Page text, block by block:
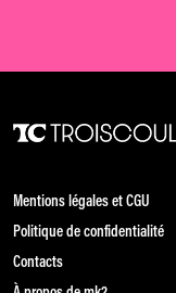
Mentions légales et CGU
Politique de confidentialité
Contacts